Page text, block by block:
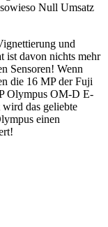
Null Umsatz
und
ist davon nichts mehr
Sensoren! Wenn
die 16 MP der Fuji
Olympus OM-D E-
das geliebte
einen